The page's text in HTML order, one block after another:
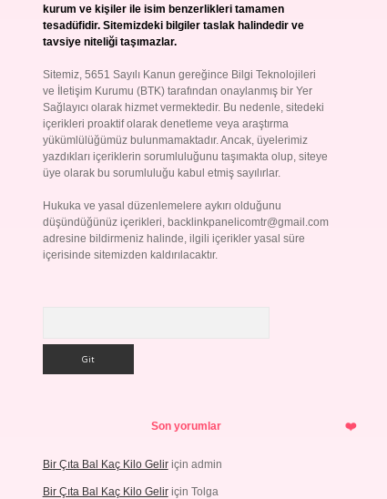
kurum ve kişiler ile isim benzerlikleri tamamen
tesadüfidir. Sitemizdeki bilgiler taslak halindedir ve
tavsiye niteliği taşımazlar.
Sitemiz, 5651 Sayılı Kanun gereğince Bilgi Teknolojileri
ve İletişim Kurumu (BTK) tarafından onaylanmış bir Yer
Sağlayıcı olarak hizmet vermektedir. Bu nedenle, sitedeki
içerikleri proaktif olarak denetleme veya araştırma
yükümlülüğümüz bulunmamaktadır. Ancak, üyelerimiz
yazdıkları içeriklerin sorumluluğunu taşımakta olup, siteye
üye olarak bu sorumluluğu kabul etmiş sayılırlar.
Hukuka ve yasal düzenlemelere aykırı olduğunu
düşündüğünüz içerikleri, backlinkpanelicomtr@gmail.com
adresine bildirmeniz halinde, ilgili içerikler yasal süre
içerisinde sitemizden kaldırılacaktır.
Son yorumlar
Bir Çıta Bal Kaç Kilo Geliriçin admin
Bir Çıta Bal Kaç Kilo Geliriçin Tolga